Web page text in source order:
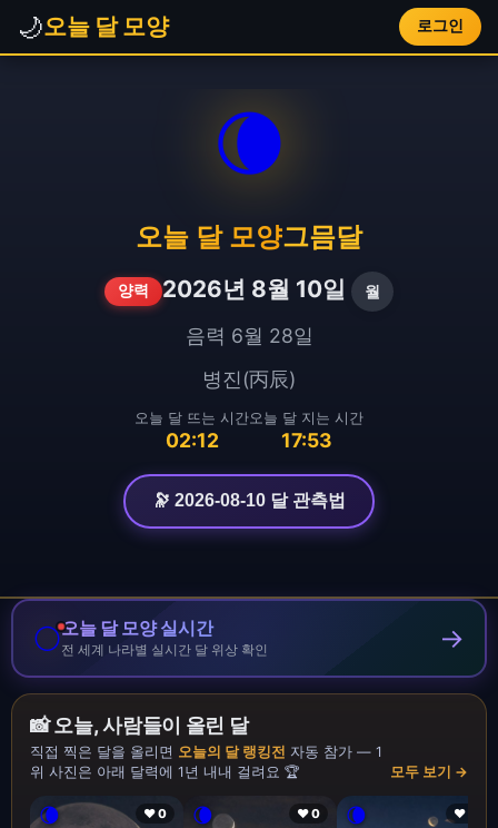
🌙오늘 달 모양 로그인
🌘
오늘 달 모양그믐달
양력 2026년 8월 10일 월
음력 6월 28일
병진(丙辰)
오늘 달 뜨는 시간
02:12
오늘 달 지는 시간
17:53
🔭 2026-08-10 달 관측법
🌕오늘 달 모양 실시간
전 세계 나라별 실시간 달 위상 확인 →
📸 오늘, 사람들이 올린 달
직접 찍은 달을 올리면 오늘의 달 랭킹전 자동 참가 — 1
위 사진은 아래 달력에 1년 내내 걸려요 🏆
모두 보기 →
🌘 ❤ 0 🌘 ❤ 0 🌘 ❤ 1